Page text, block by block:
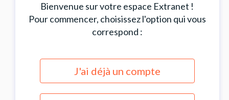
Bienvenue sur votre espace Extranet !
Pour commencer, choisissez l'option qui vous
correspond :
J'ai déjà un compte